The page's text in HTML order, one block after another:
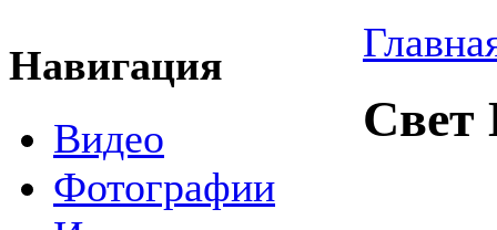
Навигация
Видео
Фотографии
Свет